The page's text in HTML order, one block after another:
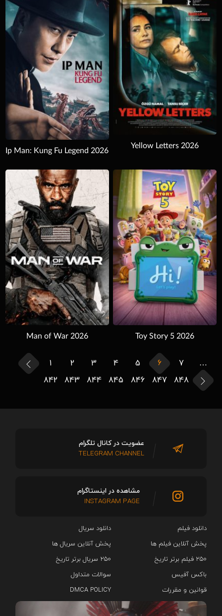
Download
Yellow Letters 2026
Ip Man: Kung Fu Legend 2026
Download
Toy Story 5 2026
Man of War 2026
1 2 3 4 5 6 7
…
842
843 844 845 846 847 848
دانلود فیلم
دانلود سریال‌
پخش آنلاین فیلم ها
پخش آنلاین سریال ها
۲۵۰ فیلم برتر تاریخ
۲۵۰ سریال برتر تاریخ
باکس آفیس
سوالات متداول
قوانین و مقررات
DMCA POLICY
عضویت در کانال تلگرام
TELEGRAM CHANNEL
مشاهده در اینستاگرام
INSTAGRAM PAGE